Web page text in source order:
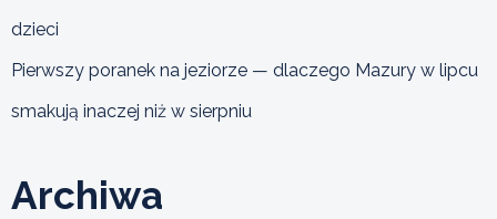
dzieci
Pierwszy poranek na jeziorze — dlaczego Mazury w lipcu
smakują inaczej niż w sierpniu
Archiwa